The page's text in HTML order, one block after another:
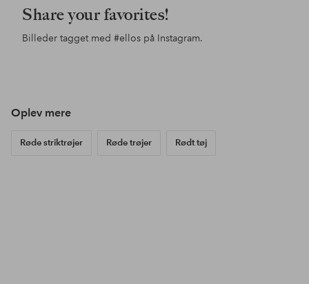
Share your favorites!
Billeder tagget med #ellos på Instagram.
Oplev mere
Røde striktrøjer Røde trøjer Rødt tøj